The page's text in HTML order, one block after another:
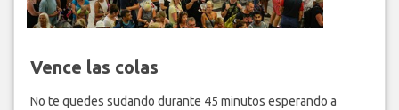
Vence las colas
No te quedes sudando durante 45 minutos esperando a